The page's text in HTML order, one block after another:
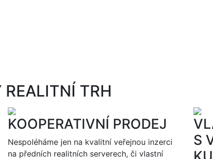
REALITNÍ TRH
KOOPERATIVNÍ PRODEJ
Nespoléháme jen na kvalitní veřejnou inzerci
na předních realitních serverech, či vlastní
S